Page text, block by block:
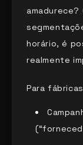
amadurece?
horário, é
realmente
Para